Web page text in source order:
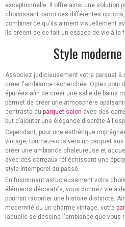
exceptionnelle. Il offre ainsi une solution
choisissant parmi ces différentes
combiner ce qu'ils aiment visuellement
Ils créent de ce fait un espace de vie à la
Style
Associez judicieusement votre parquet
créer l'ambiance recherchée. Optez pour
épurées afin de créer une salle de bains
permet de créer une atmosphère
contraste du parquet salon avec des
but d’ajouter une élégance discrète à
Cependant, pour une esthétique
vintage, tournez-vous vers un parquet
créer une ambiance chaleureuse et
avec des carreaux réfléchissant une
style intemporel du passé.
En fusionnant astucieusement votre
éléments décoratifs, vous donnez vie à
pourrait raconter une histoire distincte.
modernité ou un charme vintage, votre
laquelle se dessine l'ambiance que vous